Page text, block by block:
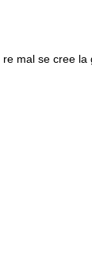
mal se cree